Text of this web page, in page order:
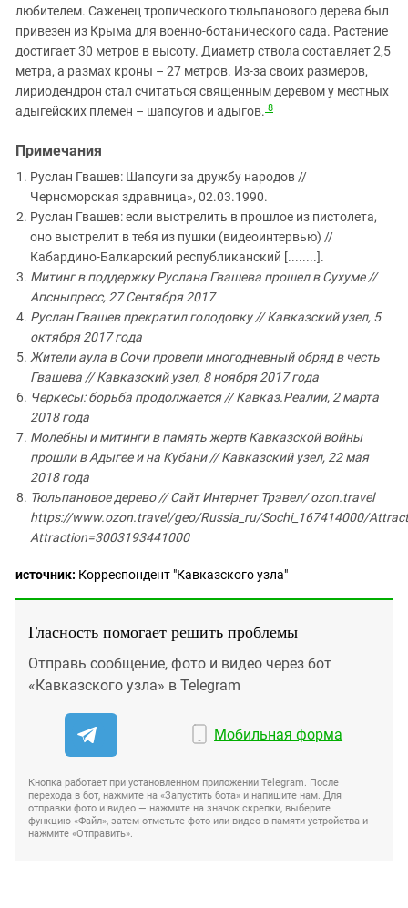
любителем. Саженец тропического тюльпанового дерева был
привезен из Крыма для военно-ботанического сада. Растение
достигает 30 метров в высоту. Диаметр ствола составляет 2,5
метра, а размах кроны – 27 метров. Из-за своих размеров,
лириодендрон стал считаться священным деревом у местных
адыгейских племен – шапсугов и адыгов. 8
Примечания
Руслан Гвашев: Шапсуги за дружбу народов //
Черноморская здравница», 02.03.1990.
Руслан Гвашев: если выстрелить в прошлое из пистолета,
оно выстрелит в тебя из пушки (видеоинтервью) //
Кабардино-Балкарский республиканский [........].
Митинг в поддержку Руслана Гвашева прошел в Сухуме //
Апсныпресс, 27 Сентября 2017
Руслан Гвашев прекратил голодовку // Кавказский узел, 5
октября 2017 года
Жители аула в Сочи провели многодневный обряд в честь
Гвашева // Кавказский узел, 8 ноября 2017 года
Черкесы: борьба продолжается // Кавказ.Реалии, 2 марта
2018 года
Молебны и митинги в память жертв Кавказской войны
прошли в Адыгее и на Кубани // Кавказский узел, 22 мая
2018 года
Тюльпановое дерево // Сайт Интернет Трэвел/ ozon.travel
https://www.ozon.travel/geo/Russia_ru/Sochi_167414000/
Attraction=3003193441000
источник: Корреспондент "Кавказского узла"
Гласность помогает решить проблемы
Отправь сообщение, фото и видео через бот
«Кавказского узла» в Telegram
Мобильная форма
Кнопка работает при установленном приложении Telegram. После
перехода в бот, нажмите на «Запустить бота» и напишите нам. Для
отправки фото и видео — нажмите на значок скрепки, выберите
функцию «Файл», затем отметьте фото или видео в памяти устройства и
нажмите «Отправить».